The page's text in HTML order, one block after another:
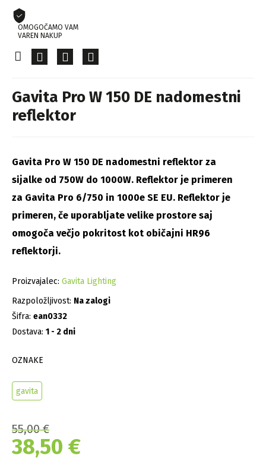
OMOGOČAMO VAM
VAREN NAKUP
Gavita Pro W 150 DE nadomestni
reflektor
Gavita Pro W 150 DE nadomestni reflektor za
sijalke od 750W do 1000W. Reflektor je primeren
za Gavita Pro 6/750 in 1000e SE EU. Reflektor je
primeren, če uporabljate velike prostore saj
omogoča večjo pokritost kot običajni HR96
reflektorji.
Proizvajalec: Gavita Lighting
Razpoložljivost: Na zalogi
Šifra: ean0332
Dostava: 1 - 2 dni
OZNAKE
gavita
55,00€
38,50 €